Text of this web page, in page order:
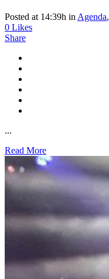
Posted at 14:39h in Agenda,
0 Likes
Share
...
Read More